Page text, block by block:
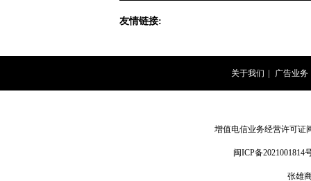
友情链接:
关于我们 广告业务
增值电信业务经营许可证
闽ICP备2021001814
张雄